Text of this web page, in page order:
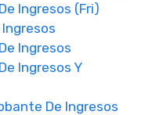
Ingresos (Fri)
Ingresos
Ingresos Y
De Ingresos